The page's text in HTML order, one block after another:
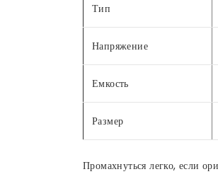
Тип
Напряжение
Емкость
Размер
Промахнуться легко, если